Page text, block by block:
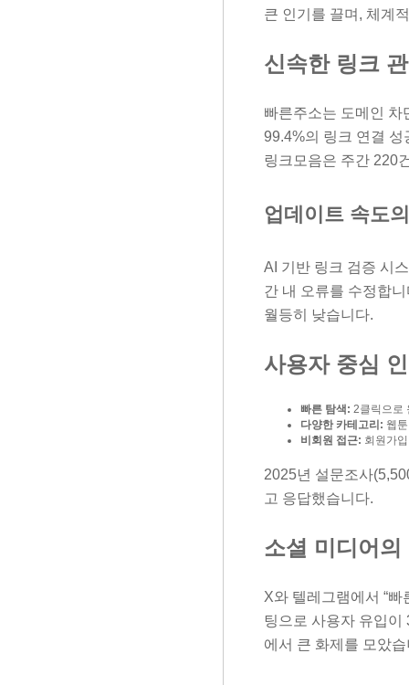
큰 인기를 끌며, 체계
신속한 링크
빠른주소는 도메인 차
99.4%의 링크 연결
링크모음은 주간 220
업데이트 속도
AI 기반 링크 검증 시
간 내 오류를 수정합
월등히 낮습니다.
사용자 중심
빠른 탐색: 2클릭으로
다양한 카테고리: 웹
비회원 접근: 회원가
2025년 설문조사
고 응답했습니다.
소셜 미디어의
X와 텔레그램에서 “
팅으로 사용자 유입이
에서 큰 화제를 모았